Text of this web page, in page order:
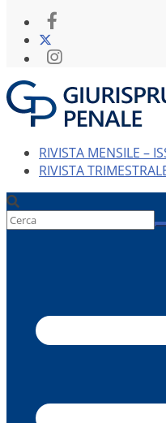
RIVISTA MENSILE –
RIVISTA